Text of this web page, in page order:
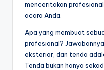
menceritakan
acara Anda.
Apa yang membuat
profesional?
eksterior, dan tenda
Tenda bukan hanya